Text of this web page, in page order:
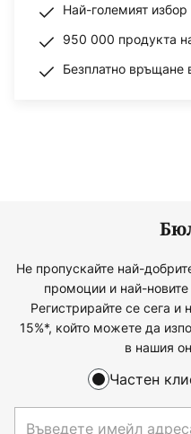
Най-големият
950 000 продукта
Безплатно връщане
Не пропускайте най-
промоции и най-
Регистрирайте се сега
15%*, който можете да
в нашия
Частен